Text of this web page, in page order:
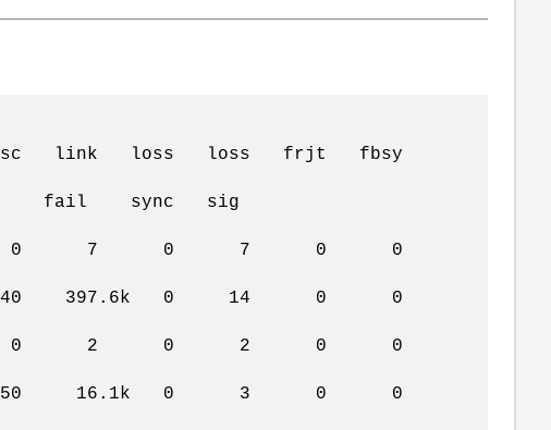
loss loss frjt fbsy
c3 fail sync sig
0 0 7 0 7 0 0
397.6k 0 14 0 0
0 0 2 0 2 0 0
16.1k 0 3 0 0